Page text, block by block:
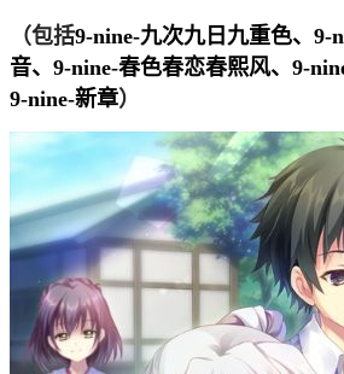
（包括9-nine-九次九日九重色、 9-
音、 9-nine-春色春恋春熙风、 9-
9-nine-新章）